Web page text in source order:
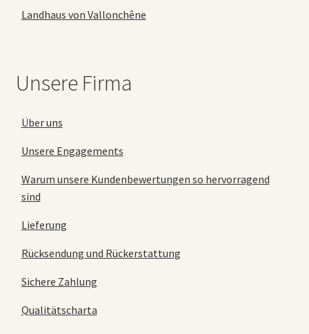
Landhaus von Vallonchêne
Unsere Firma
Über uns
Unsere Engagements
Warum unsere Kundenbewertungen so hervorragend
sind
Lieferung
Rücksendung und Rückerstattung
Sichere Zahlung
Qualitätscharta